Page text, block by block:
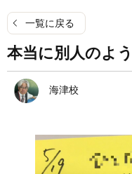
一覧に戻る
本当に別人のよう
海津校